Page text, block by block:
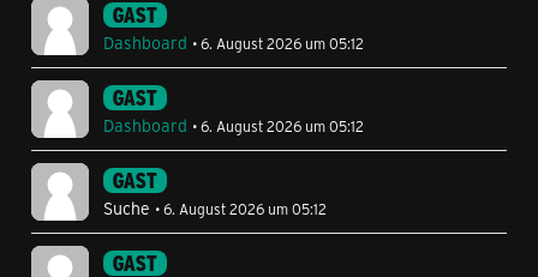
GAST
Dashboard 6. August 2026 um 05:12
GAST
Dashboard 6. August 2026 um 05:12
GAST
Suche 6. August 2026 um 05:12
GAST